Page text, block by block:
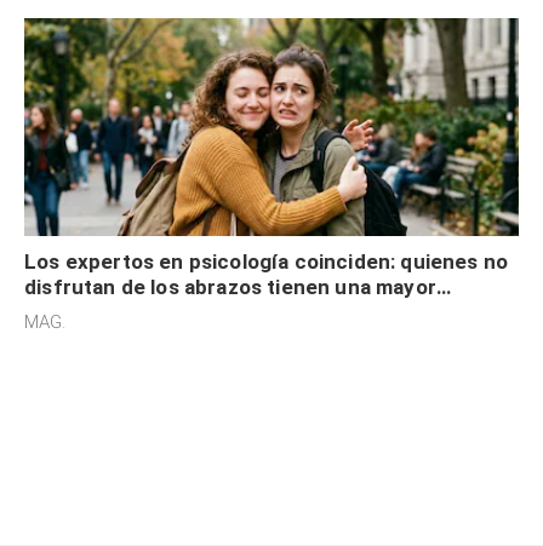
Los expertos en psicología coinciden: quienes no
disfrutan de los abrazos tienen una mayor
sensibilidad a los estímulos físicos y no es por
MAG.